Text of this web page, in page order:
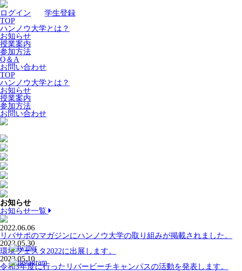
ログイン
学生登録
TOP
ハンノウ大学とは？
お知らせ
授業案内
参加方法
Q＆A
お問い合わせ
TOP
ハンノウ大学とは？
お知らせ
授業案内
参加方法
お問い合わせ
お知らせ
お知らせ一覧
2022.06.06
リバサポのマガジンにハンノウ大学の取り組みが掲載されました。
2022.05.30
環境フェスタ2022に出展します。
2022.05.10
令和3年度に行ったリバービーチキャンパスの活動を発表します。